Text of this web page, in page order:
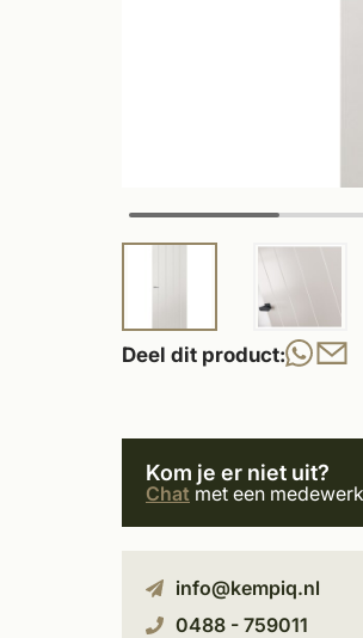
Deel dit product:
Kom je er niet uit?
Chat met een
info@kempiq.nl
0488 - 759011